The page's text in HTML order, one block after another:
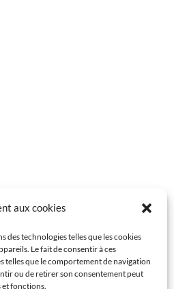
aux cookies
des technologies telles que les cookies
Le fait de consentir à ces
telles que le comportement de navigation
ou de retirer son consentement peut
et fonctions.